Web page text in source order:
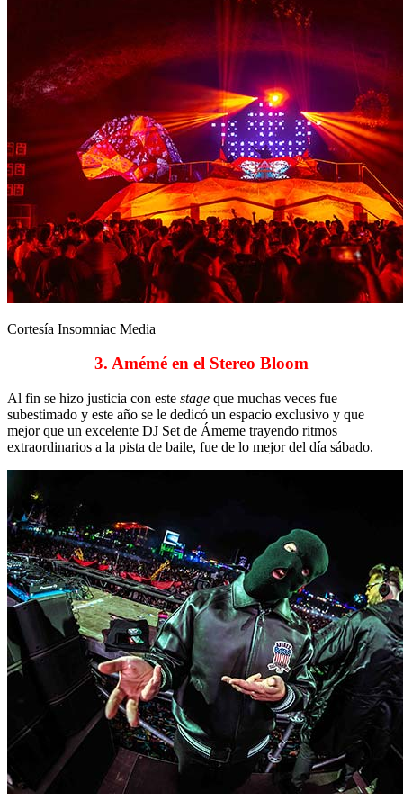
Cortesía Insomniac Media
3. Amémé en el Stereo Bloom
Al fin se hizo justicia con este stage que muchas veces fue
subestimado y este año se le dedicó un espacio exclusivo y que
mejor que un excelente DJ Set de Ámeme trayendo ritmos
extraordinarios a la pista de baile, fue de lo mejor del día sábado.